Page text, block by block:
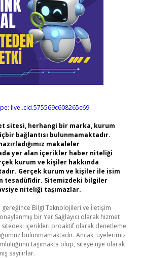
live:.cid.575569c608265c69
sitesi, herhangi bir marka, kurum
bağlantısı bulunmamaktadır.
makaleler
yer alan içerikler haber niteliği
kurum ve kişiler hakkında
Gerçek kurum ve kişiler ile isim
tesadüfidir. Sitemizdeki bilgiler
niteliği taşımazlar.
gereğince Bilgi Teknolojileri ve İletişim
bir Yer Sağlayıcı olarak hizmet
içerikleri proaktif olarak denetleme
bulunmamaktadır. Ancak, üyelerimiz
taşımakta olup, siteye üye olarak
sayılırlar.